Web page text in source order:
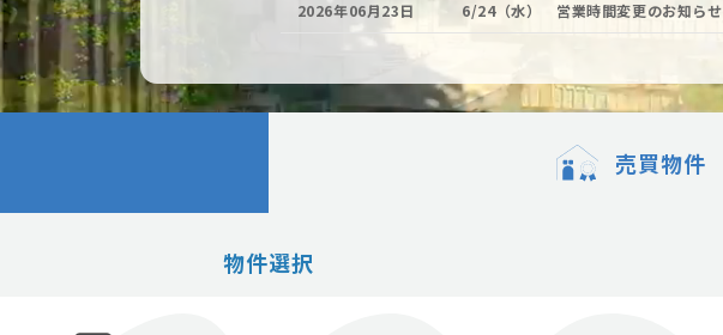
2026年06月23日 6/24（水） 営業時間変更のお知らせ
売買物件
物件選択